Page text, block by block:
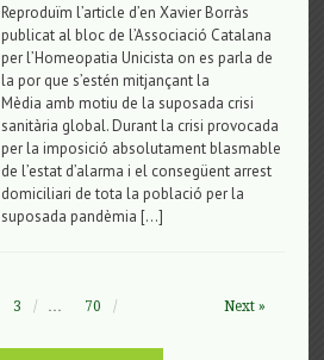
Reproduïm l’article d’en Xavier Borràs
publicat al bloc de l’Associació Catalana
per l’Homeopatia Unicista on es parla de
la por que s’estén mitjançant la
Mèdia amb motiu de la suposada crisi
sanitària global. Durant la crisi provocada
per la imposició absolutament blasmable
de l’estat d’alarma i el consegüent arrest
domiciliari de tota la població per la
suposada pandèmia […]
3 … 70 Next »